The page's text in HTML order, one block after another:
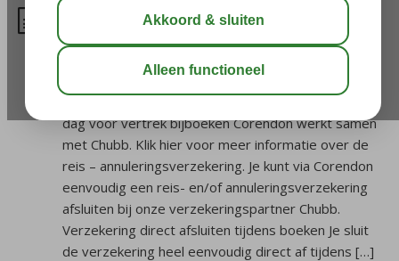
Waar kan ik een verzekering
voor mijn reis afsluiten?
Een annuleringsverzekering kun je tot 7 dagen na
dag vóór vertrek bijboeken Corendon werkt samen
met Chubb. Klik hier voor meer informatie over de
reis – annuleringsverzekering. Je kunt via Corendon
eenvoudig een reis- en/of annuleringsverzekering
afsluiten bij onze verzekeringspartner Chubb.
Verzekering direct afsluiten tijdens boeken Je sluit
de verzekering heel eenvoudig direct af tijdens […]